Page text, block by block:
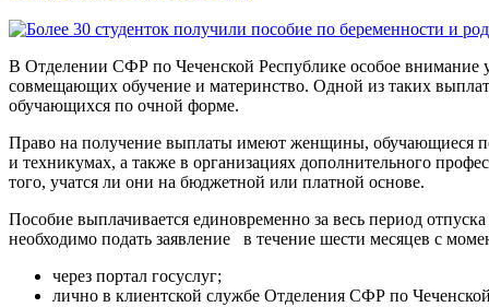
В Отделении СФР по Чеченской Республике особое
совмещающих обучение и материнство. Одной из таких
обучающихся по очной форме.
Право на получение выплаты имеют женщины, обучающиеся
и техникумах, а также в организациях дополнительного
того, учатся ли они на бюджетной или платной основе.
Пособие выплачивается единовременно за весь период
необходимо подать заявление в течение шести месяцев с
через портал госуслуг;
лично в клиентской службе Отделения СФР по